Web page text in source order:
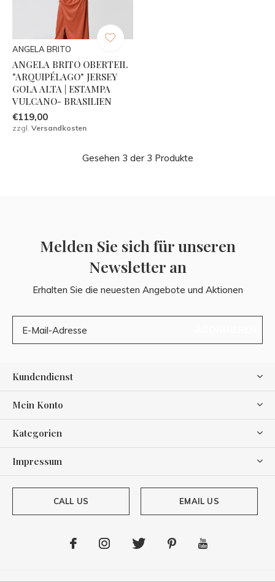
ANGELA BRITO
ANGELA BRITO OBERTEIL
"ARQUIPÉLAGO" JERSEY
GOLA ALTA | ESTAMPA
VULCANO- BRASILIEN
€119,00
zzgl. Versandkosten
Gesehen 3 der 3 Produkte
Melden Sie sich für unseren
Newsletter an
Erhalten Sie die neuesten Angebote und Aktionen
Kundendienst
Mein Konto
Kategorien
Impressum
CALL US EMAIL US